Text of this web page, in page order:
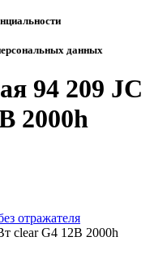
данных
94 209 JC
2000h
отражателя